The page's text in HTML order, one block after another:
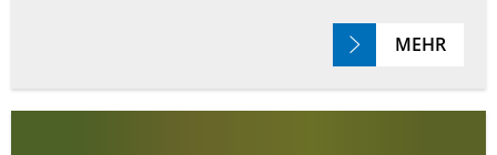
MEHR